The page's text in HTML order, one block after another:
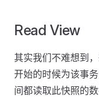
Read View
其实我们不难想到
开始的时候为该事
间都读取此快照的